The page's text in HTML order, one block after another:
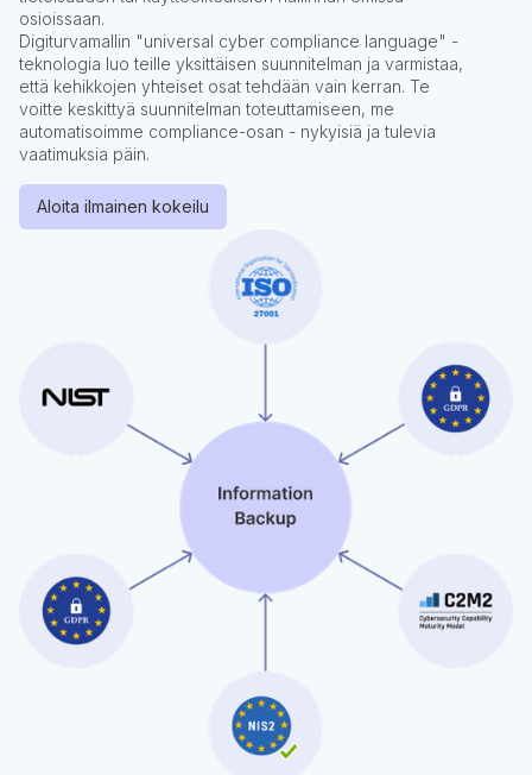
osioissaan.
Digiturvamallin "universal cyber compliance language" -
teknologia luo teille yksittäisen suunnitelman ja varmistaa,
että kehikkojen yhteiset osat tehdään vain kerran. Te
voitte keskittyä suunnitelman toteuttamiseen, me
automatisoimme compliance-osan - nykyisiä ja tulevia
vaatimuksia päin.
Aloita ilmainen kokeilu